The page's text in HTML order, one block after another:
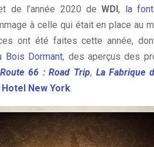
de l’année 2020 deWDI, la
à celle qui était en place au
ont été faites cette année,
Bois Dormant, des aperçus des
66 : Road Trip, La Fabrique
Hotel New York.